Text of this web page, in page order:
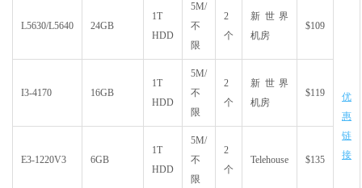
L5630/L5640 24GB
1T
HDD
5M/
不
限
2
个
新世界
机房
$109
优
惠
链
接
I3-4170 16GB
1T
HDD
5M/
不
限
2
个
新世界
机房
$119
E3-1220V3 6GB
1T
HDD
5M/
不
限
2
个
Telehouse $135